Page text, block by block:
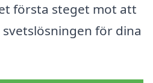
första steget mot att
för dina